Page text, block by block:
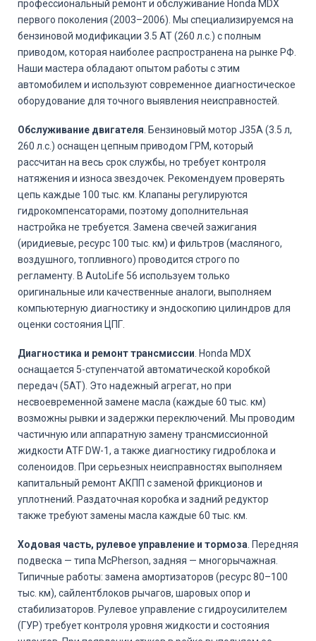
профессиональный ремонт и обслуживание Honda MDX
первого поколения (2003–2006). Мы специализируемся на
бензиновой модификации 3.5 AT (260 л.с.) с полным
приводом, которая наиболее распространена на рынке РФ.
Наши мастера обладают опытом работы с этим
автомобилем и используют современное диагностическое
оборудование для точного выявления неисправностей.
Обслуживание двигателя . Бензиновый мотор J35A (3.5 л,
260 л.с.) оснащен цепным приводом ГРМ, который
рассчитан на весь срок службы, но требует контроля
натяжения и износа звездочек. Рекомендуем проверять
цепь каждые 100 тыс. км. Клапаны регулируются
гидрокомпенсаторами, поэтому дополнительная
настройка не требуется. Замена свечей зажигания
(иридиевые, ресурс 100 тыс. км) и фильтров (масляного,
воздушного, топливного) проводится строго по
регламенту. В AutoLife 56 используем только
оригинальные или качественные аналоги, выполняем
компьютерную диагностику и эндоскопию цилиндров для
оценки состояния ЦПГ.
Диагностика и ремонт трансмиссии . Honda MDX
оснащается 5-ступенчатой автоматической коробкой
передач (5AT). Это надежный агрегат, но при
несвоевременной замене масла (каждые 60 тыс. км)
возможны рывки и задержки переключений. Мы проводим
частичную или аппаратную замену трансмиссионной
жидкости ATF DW-1, а также диагностику гидроблока и
соленоидов. При серьезных неисправностях выполняем
капитальный ремонт АКПП с заменой фрикционов и
уплотнений. Раздаточная коробка и задний редуктор
также требуют замены масла каждые 60 тыс. км.
Ходовая часть, рулевое управление и тормоза . Передняя
подвеска — типа McPherson, задняя — многорычажная.
Типичные работы: замена амортизаторов (ресурс 80–100
тыс. км), сайлентблоков рычагов, шаровых опор и
стабилизаторов. Рулевое управление с гидроусилителем
(ГУР) требует контроля уровня жидкости и состояния